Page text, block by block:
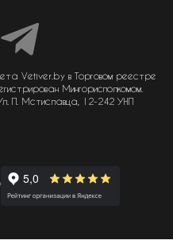
данных
cookie
Vetiver.by в Торговом реестре
Мингорисполкомом.
П. Мстиславца, 12-242 УНП